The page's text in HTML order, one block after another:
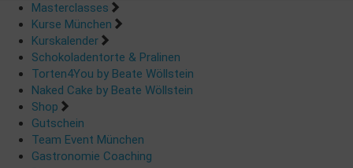
Masterclasses
Kurse München
Kurskalender
Schokoladentorte & Pralinen
Torten4You by Beate Wöllstein
Naked Cake by Beate Wöllstein
Shop
Gutschein
Team Event München
Gastronomie Coaching